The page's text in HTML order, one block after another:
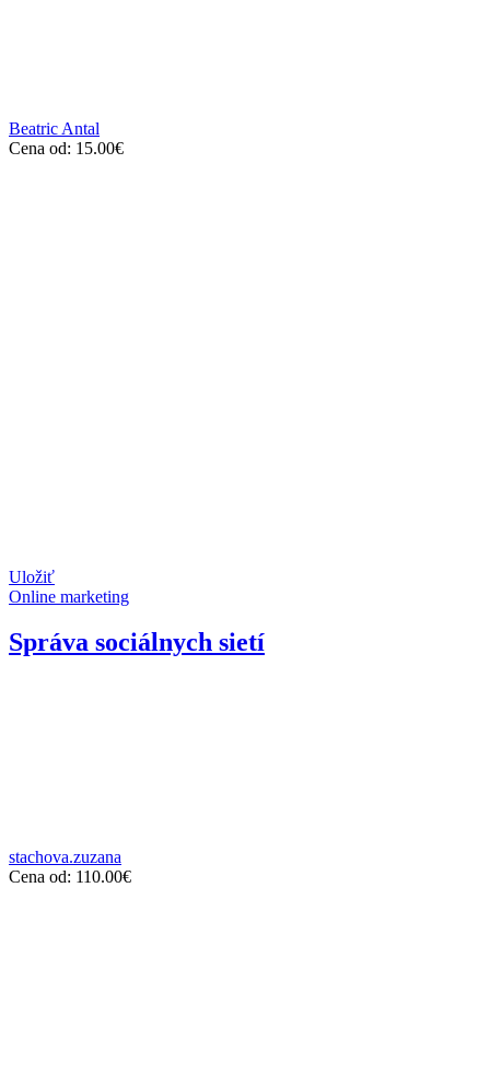
Beatric Antal
Cena od: 15.00€
Uložiť
Online marketing
Správa sociálnych sietí
stachova.zuzana
Cena od: 110.00€